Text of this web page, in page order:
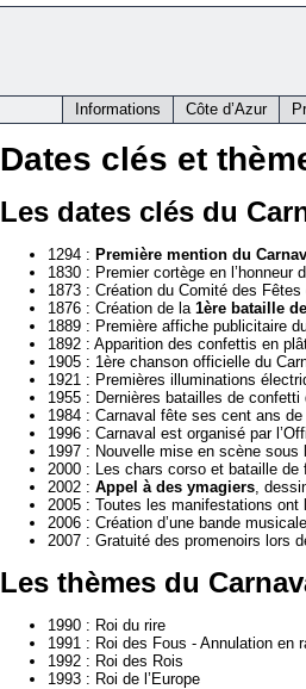
Informations Côte d’Azur
Dates clés et
Les dates clés du
1294 : Première mention du
1830 : Premier cortège en l’honneur
1873 : Création du Comité des Fêtes
1876 : Création de la 1ère bataille
1889 : Première affiche publicitaire
1892 : Apparition des confettis en
1905 : 1ère chanson officielle du
1921 : Premières illuminations
1955 : Dernières batailles de confetti
1984 : Carnaval fête ses cent ans de
1996 : Carnaval est organisé par
1997 : Nouvelle mise en scène sous
2000 : Les chars corso et bataille
2002 : Appel à des ymagiers,
2005 : Toutes les manifestations ont
2006 : Création d’une bande
2007 : Gratuité des promenoirs lors
Les thèmes du
1990 : Roi du rire
1991 : Roi des Fous - Annulation en
1992 : Roi des Rois
1993 : Roi de l’Europe